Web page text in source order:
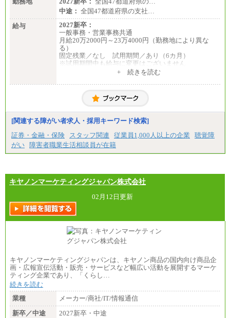
中途： 全国47都道府県の支社…
給与
2027新卒：
一般事務・営業事務共通
月給20万2000円～23万4000円（勤務地により異な
る）
固定残業／なし 試用期間／あり（6カ月）
※試用期間中も給与に変更はございません
月給20万2000円～23万4000円（勤務地により異な
固定残業／なし 試用期間／あり（6か月）
+ 続きを読む
[関連する障がい者求人・採用キーワード検索]
証券・金融・保険
スタッフ関連 従業員1,000人以上の企業
聴覚障
がい 障害者職業生活相談員が在籍
キヤノンマーケティングジャパン株式会社
02月12日更新
キヤノンマーケティングジャパンは、キヤノン商品の国内向け商品企
画・広報宣伝活動・販売・サービスなど幅広い活動を展開するマーケ
ティング企業であり、「くらし…
続きを読む
業種
メーカー/商社/IT/情報通信
新卒／中途
2027新卒・中途